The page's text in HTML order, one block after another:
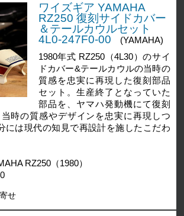
ワイズギア YAMAHA
RZ250 復刻サイドカバー
＆テールカウルセット
4L0-247F0-00
(YAMAHA)
1980年式 RZ250（4L30）のサイ
ドカバー&テールカウルの当時の
質感を忠実に再現した復刻部品
セット。生産終了となっていた
部品を、ヤマハ発動機にて復刻
時の質感やデザインを忠実に再現しつ
には現代の知見で再設計を施したこだわ
RZ250（1980）
せ